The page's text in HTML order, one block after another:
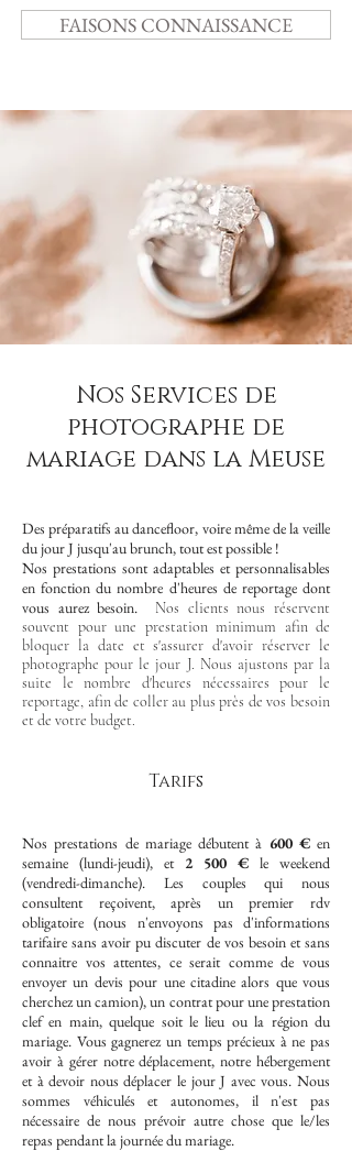
FAISONS CONNAISSANCE
Nos Services de
photographe de
mariage dans la Meuse
Des préparatifs au dancefloor, voire même de la veille
du jour J jusqu'au brunch, tout est possible !
Nos prestations sont adaptables et personnalisables
en fonction du nombre d'heures de reportage dont
vous aurez besoin.
Nos clients nous réservent
souvent pour une prestation minimum afin de
bloquer la date et s'assurer d'avoir réserver le
photographe pour le jour J. Nous ajustons par la
suite le nombre d'heures nécessaires pour le
reportage, afin de coller au plus près de vos besoin
et de votre budget.
Tarifs
Nos prestations de mariage débutent à 600 €en
semaine (lundi-jeudi), et 2 500 € le weekend
(vendredi-dimanche). Les couples qui nous
consultent reçoivent, après un premier rdv
obligatoire (nous n'envoyons pas d'informations
tarifaire sans avoir pu discuter de vos besoin et sans
connaitre vos attentes, ce serait comme de vous
envoyer un devis pour une citadine alors que vous
cherchez un camion), un contrat pour une prestation
clef en main, quelque soit le lieu ou la région du
mariage. Vous gagnerez un temps précieux à ne pas
avoir à gérer notre déplacement, notre hébergement
et à devoir nous déplacer le jour J avec vous. Nous
sommes véhiculés et autonomes, il n'est pas
nécessaire de nous prévoir autre chose que le/les
repas pendant la journée du mariage.